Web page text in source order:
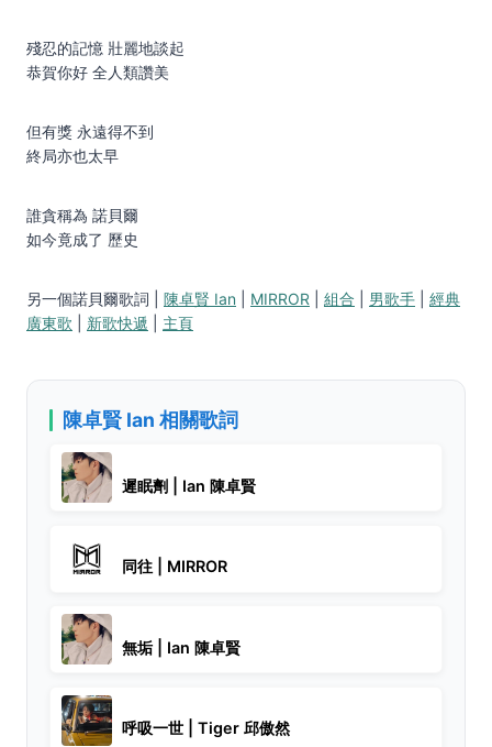
殘忍的記憶 壯麗地談起
恭賀你好 全人類讚美
但有獎 永遠得不到
終局亦也太早
誰貪稱為 諾貝爾
如今竟成了 歷史
另一個諾貝爾歌詞 | 陳卓賢 Ian MIRROR 組合 男歌手
經典
廣東歌
新歌快遞 主頁
陳卓賢 Ian 相關歌詞
遲眠劑 | Ian 陳卓賢
同往 | MIRROR
無垢 | Ian 陳卓賢
呼吸一世 | Tiger 邱傲然